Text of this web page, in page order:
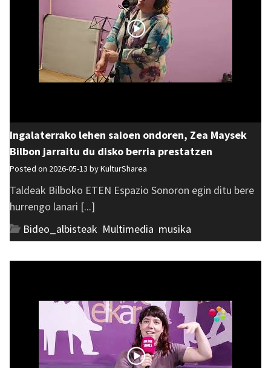
Ingalaterrako lehen saioen ondoren, Zea Maysek
Bilbon jarraitu du disko berria prestatzen
Posted on 2026-05-13 byKulturSharea
Taldeak Bilboko ETEN Espazio Sonoron egin ditu bere
hurrengo lanari [...]
Bideo_albisteak Multimedia musika